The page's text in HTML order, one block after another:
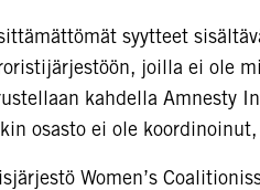
syytteet
joilla ei ole
kahdella Amnesty
osasto ei ole
Women’s